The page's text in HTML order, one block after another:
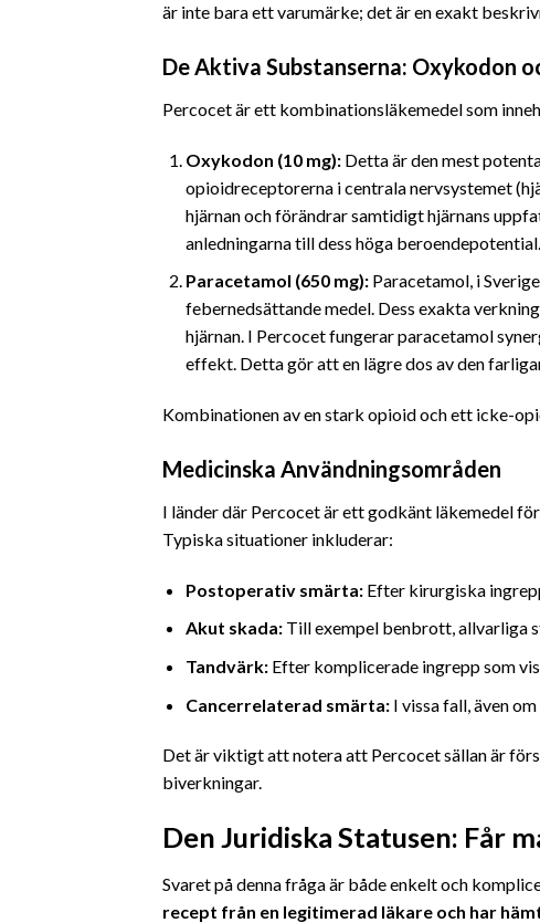
är inte bara ett varumärke; det är en exakt
De Aktiva Substanserna: Oxykodon
Percocet är ett kombinationsläkemedel som
Oxykodon (10 mg):Detta är den mest
opioidreceptorerna i centrala nervsystemet
hjärnan och förändrar samtidigt hjärnans
anledningarna till dess höga
Paracetamol (650 mg):Paracetamol, i
febernedsättande medel. Dess exakta
hjärnan. I Percocet fungerar paracetamol
effekt. Detta gör att en lägre dos av den
Kombinationen av en stark opioid och ett icke-
Medicinska Användningsområden
I länder där Percocet är ett godkänt läkemedel
Typiska situationer inkluderar:
Postoperativ smärta:Efter kirurgiska
Akut skada:Till exempel benbrott, allvarliga
Tandvärk:Efter komplicerade ingrepp som
Cancerrelaterad smärta:I vissa fall, även
Det är viktigt att notera att Percocet sällan är
biverkningar.
Den Juridiska Statusen: Får
Svaret på denna fråga är både enkelt och
recept från en legitimerad läkare och har